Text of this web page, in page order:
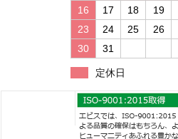
16
17 18 19
23
24 25 26
30
31
定休日